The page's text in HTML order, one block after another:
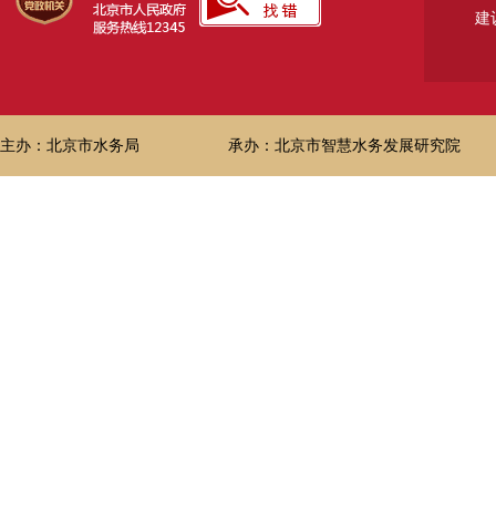
建
主办：北京市水务局 承办：北京市智慧水务发展研究院